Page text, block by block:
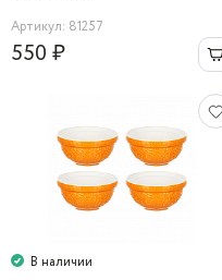
Артикул: 81257
550 ₽
В наличии